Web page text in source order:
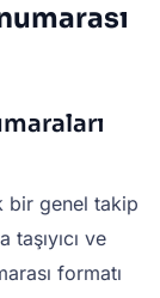
bir genel takip
ve
formatı